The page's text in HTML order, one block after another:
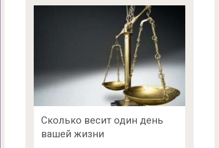
Сколько весит один день
вашей жизни